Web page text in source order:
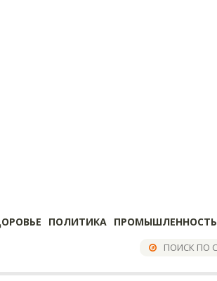
ПОЛИТИКА ПРОМЫШЛЕННОСТЬ